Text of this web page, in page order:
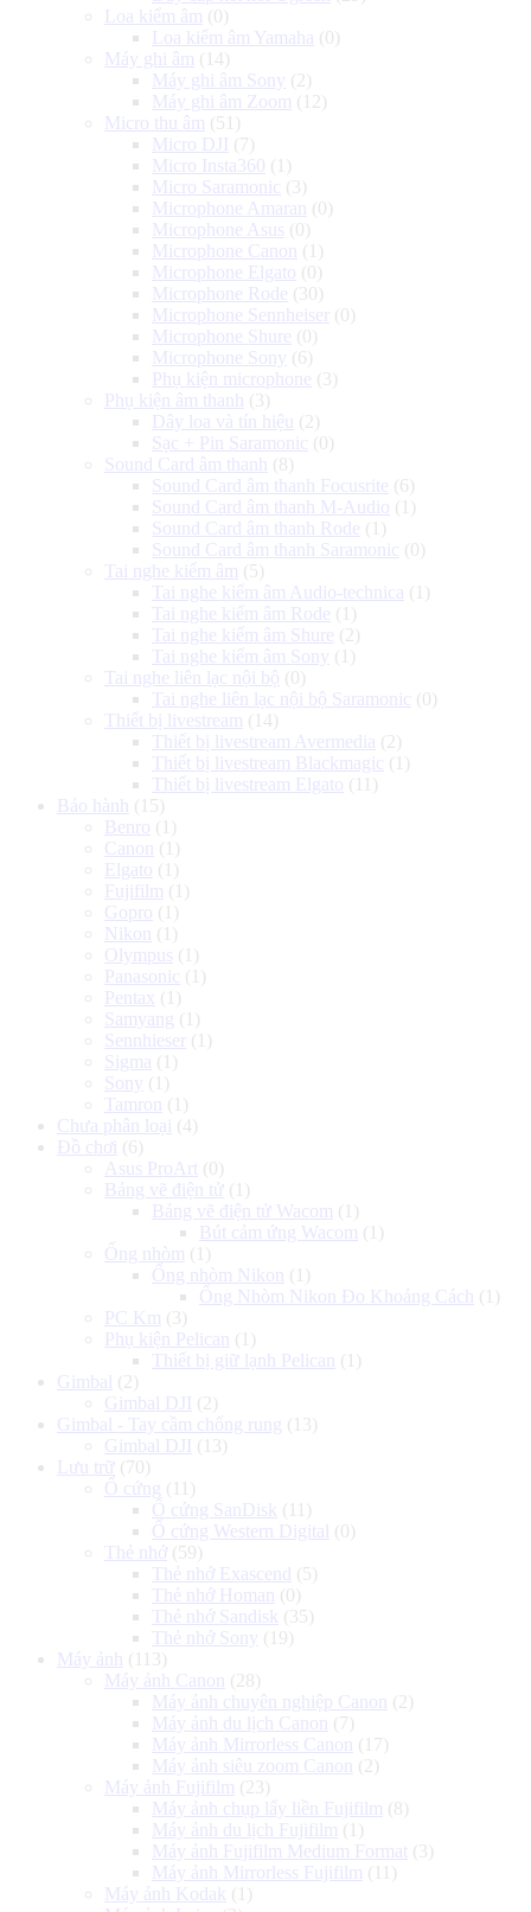
Loa kiểm âm (0)
Loa kiểm âm Yamaha (0)
Máy ghi âm (14)
Máy ghi âm Sony (2)
Máy ghi âm Zoom (12)
Micro thu âm (51)
Micro DJI (7)
Micro Insta360 (1)
Micro Saramonic (3)
Microphone Amaran
(0)
Microphone Asus (0)
Microphone Canon
(1)
Microphone Elgato (0)
Microphone Rode (30)
Microphone Sennheiser
(0)
Microphone Shure (0)
Microphone Sony (6)
Phụ kiện microphone (3)
Phụ kiện âm thanh
(3)
Dây loa và tín hiệu
(2)
Sạc + Pin Saramonic (0)
Sound Card âm thanh
(8)
Sound Card âm thanh Focusrite (6)
Sound Card âm thanh M-Audio (1)
Sound Card âm thanh Rode (1)
Sound Card âm thanh Saramonic (0)
Tai nghe kiểm âm (5)
Tai nghe kiểm âm Audio-technica (1)
Tai nghe kiểm âm Rode (1)
Tai nghe kiểm âm Shure (2)
Tai nghe kiểm âm Sony (1)
Tai nghe liên lạc nội bộ (0)
Tai nghe liên lạc nội bộ Saramonic (0)
Thiết bị livestream (14)
Thiết bị livestream Avermedia (2)
Thiết bị livestream Blackmagic (1)
Thiết bị livestream Elgato (11)
Bảo hành
(15)
Benro (1)
Canon
(1)
Elgato (1)
Fujifilm (1)
Gopro (1)
Nikon
(1)
Olympus (1)
Panasonic (1)
Pentax (1)
Samyang (1)
Sennhieser
(1)
Sigma (1)
Sony (1)
Tamron
(1)
Chưa phân loại (4)
Đồ chơi (6)
Asus ProArt (0)
Bảng vẽ điện tử (1)
Bảng vẽ điện tử Wacom (1)
Bút cảm ứng Wacom (1)
Ống nhòm (1)
Ống nhòm Nikon
(1)
Ống Nhòm Nikon Đo Khoảng Cách
(1)
PC Km (3)
Phụ kiện Pelican
(1)
Thiết bị giữ lạnh Pelican
(1)
Gimbal (2)
Gimbal DJI (2)
Gimbal - Tay cầm chống rung (13)
Gimbal DJI (13)
Lưu trữ (70)
Ổ cứng (11)
Ổ cứng SanDisk (11)
Ổ cứng Western Digital (0)
Thẻ nhớ (59)
Thẻ nhớ Exascend
(5)
Thẻ nhớ Homan
(0)
Thẻ nhớ Sandisk (35)
Thẻ nhớ Sony (19)
Máy ảnh
(113)
Máy ảnh Canon
(28)
Máy ảnh chuyên nghiệp Canon
(2)
Máy ảnh du lịch Canon
(7)
Máy ảnh Mirrorless Canon
(17)
Máy ảnh siêu zoom Canon
(2)
Máy ảnh Fujifilm (23)
Máy ảnh chụp lấy liền Fujifilm (8)
Máy ảnh du lịch Fujifilm (1)
Máy ảnh Fujifilm Medium Format (3)
Máy ảnh Mirrorless Fujifilm (11)
Máy ảnh Kodak (1)